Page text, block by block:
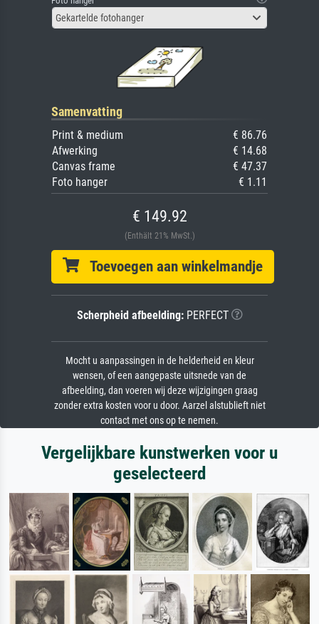
Gekartelde fotohanger
Samenvatting
Print & medium
€ 86.76
Afwerking
€ 14.68
Canvas frame
€ 47.37
Foto hanger
€ 1.11
€ 149.92
(Enthält 21% MwSt.)
Toevoegen aan winkelmandje
Scherpheid afbeelding:PERFECT
Mocht u aanpassingen in de helderheid en kleur
wensen, of een aangepaste uitsnede van de
afbeelding, dan voeren wij deze wijzigingen graag
zonder extra kosten voor u door. Aarzel alstublieft niet
contact met ons op te nemen.
Vergelijkbare kunstwerken voor u
geselecteerd